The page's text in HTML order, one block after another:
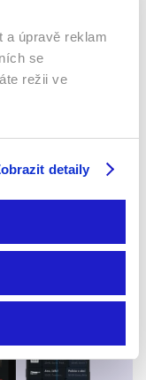
a úpravě reklam
se
režii ve
detaily
LG, VIDAA